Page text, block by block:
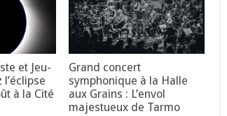
et Jeu-
l’éclipse
à la Cité
Grand concert
symphonique à la Halle
aux Grains : L’envol
majestueux de Tarmo